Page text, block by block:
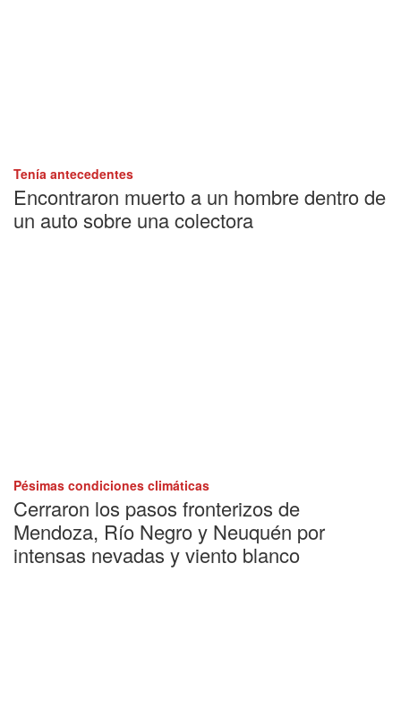
Tenía antecedentes
Encontraron muerto a un hombre dentro de
un auto sobre una colectora
Pésimas condiciones climáticas
Cerraron los pasos fronterizos de
Mendoza, Río Negro y Neuquén por
intensas nevadas y viento blanco